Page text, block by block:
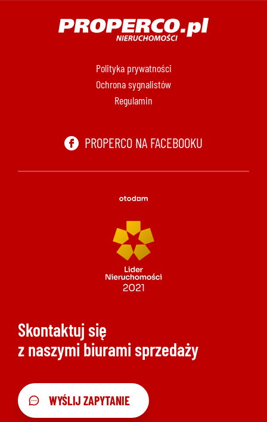
Polityka prywatności
Ochrona sygnalistów
Regulamin
PROPERCO NA FACEBOOKU
Skontaktuj się
z naszymi biurami sprzedaży
WYŚLIJ ZAPYTANIE